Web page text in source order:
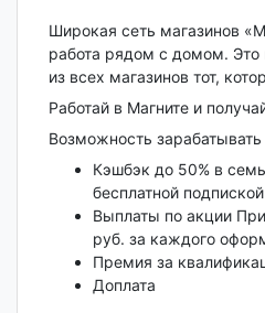
Широкая сеть магазинов
работа рядом с домом.
из всех магазинов тот,
Работай в Магните и
Возможность
Кэшбэк до 50% в
бесплатной
Выплаты по акции
руб. за каждого
Премия за
Доплата